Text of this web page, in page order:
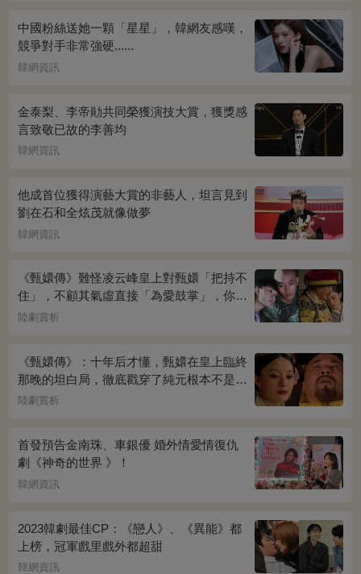
中國粉絲送她一顆「星星」，韓網友感嘆，
競爭對手非常強硬......
韓網資訊
金泰梨、李帝勛共同榮獲演技大賞，獲獎感
言致敬已故的李善均
韓網資訊
他成首位獲得演藝大賞的非藝人，坦言見到
劉在石和全炫茂就像做夢
韓網資訊
《甄嬛傳》難怪凌云峰皇上對甄嬛「把持不
住」，不顧其氣虛直接「為愛鼓掌」，你看
桌上放的啥？簡直一目了然
陸劇賞析
《甄嬛傳》：十年后才懂，甄嬛在皇上臨終
那晚的坦白局，徹底戳穿了純元根本不是被
宜修害死的真相！
陸劇賞析
首發預告金南珠、車銀優 婚外情愛情復仇
劇《神奇的世界 》！
韓網資訊
2023韓劇最佳CP：《戀人》、《異能》都
上榜，冠軍戲里戲外都超甜
韓網資訊